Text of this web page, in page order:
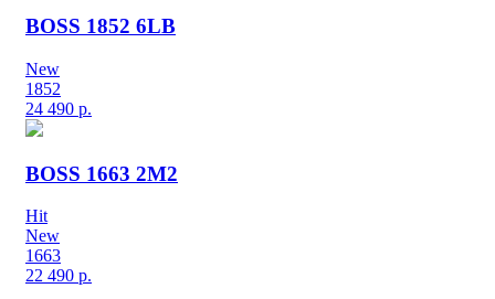
BOSS 1852 6LB
New
1852
24 490 р.
BOSS 1663 2M2
Hit
New
1663
22 490 р.